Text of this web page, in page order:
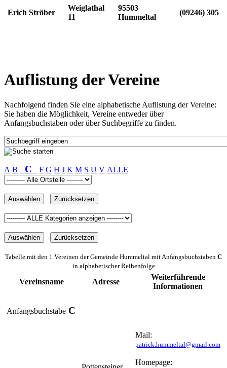
Erich Ströber
Weiglathal
11
95503
Hummeltal
(09246) 305
Auflistung der Vereine
Nachfolgend finden Sie eine alphabetische Auflistung der Vereine:
Sie haben die Möglichkeit, Vereine entweder über
Anfangsbuchstaben oder über Suchbegriffe zu finden.
A B C F G H J K M S U V ALLE
Tabelle mit den 1 Vereinen der Gemeinde Hummeltal mit Anfangsbuchstaben C
in alphabetischer Reihenfolge
Vereinsname Adresse
Weiterführende
Informationen
Anfangsbuchstabe C
Mail:
patrick.hummeltal@gmail.com
Homepage: